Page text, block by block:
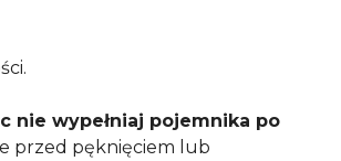
nie wypełniaj pojemnika po
przed pęknięciem lub